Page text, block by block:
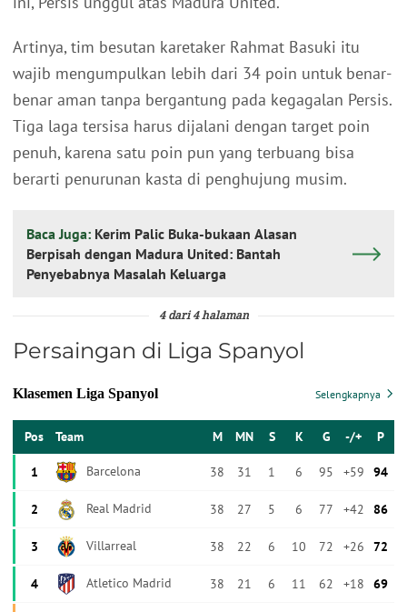
Artinya, tim besutan karetaker Rahmat Basuki itu
wajib mengumpulkan lebih dari 34 poin untuk benar-
benar aman tanpa bergantung pada kegagalan Persis.
Tiga laga tersisa harus dijalani dengan target poin
penuh, karena satu poin pun yang terbuang bisa
berarti penurunan kasta di penghujung musim.
Baca Juga: Kerim Palic Buka-bukaan Alasan
Berpisah dengan Madura United: Bantah
Penyebabnya Masalah Keluarga
4 dari 4 halaman
Persaingan di Liga Spanyol